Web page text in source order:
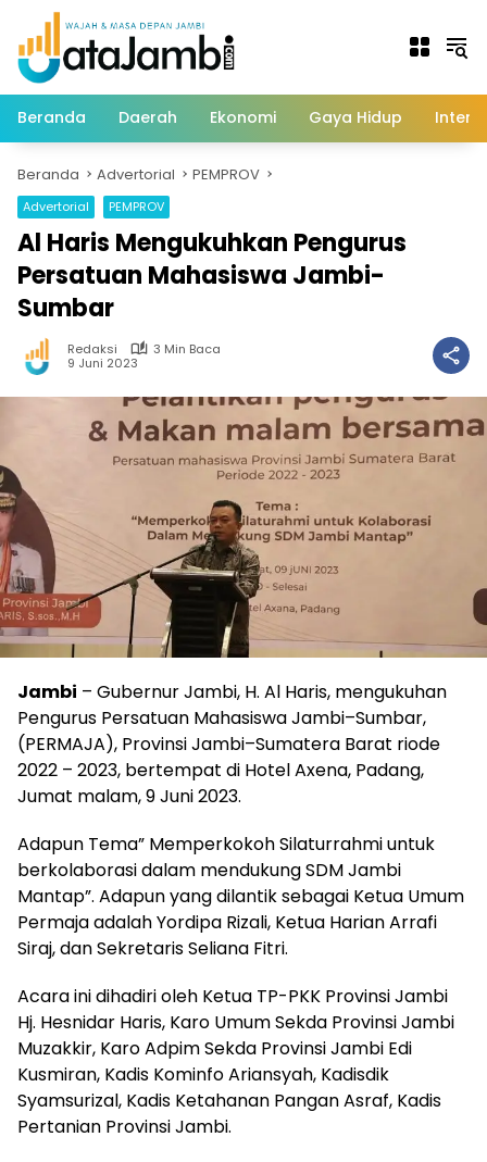
Langsung
konten
Beranda Daerah Ekonomi Gaya Hidup
Beranda Advertorial PEMPROV
Advertorial PEMPROV
Al Haris Mengukuhkan Pengurus
Persatuan Mahasiswa Jambi-
Sumbar
Redaksi
3 Min Baca
9 Juni 2023
Jambi – Gubernur Jambi, H. Al Haris, mengukuhan
Pengurus Persatuan Mahasiswa Jambi–Sumbar,
(PERMAJA), Provinsi Jambi–Sumatera Barat riode
2022 – 2023, bertempat di Hotel Axena, Padang,
Jumat malam, 9 Juni 2023.
Adapun Tema” Memperkokoh Silaturrahmi untuk
berkolaborasi dalam mendukung SDM Jambi
Mantap”. Adapun yang dilantik sebagai Ketua Umum
Permaja adalah Yordipa Rizali, Ketua Harian Arrafi
Siraj, dan Sekretaris Seliana Fitri.
Acara ini dihadiri oleh Ketua TP-PKK Provinsi Jambi
Hj. Hesnidar Haris, Karo Umum Sekda Provinsi Jambi
Muzakkir, Karo Adpim Sekda Provinsi Jambi Edi
Kusmiran, Kadis Kominfo Ariansyah, Kadisdik
Syamsurizal, Kadis Ketahanan Pangan Asraf, Kadis
Pertanian Provinsi Jambi.